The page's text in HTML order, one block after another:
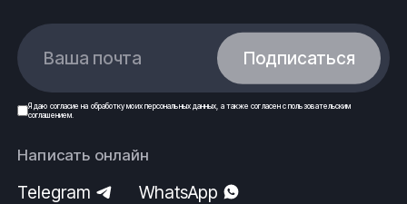
Ваша почта Подписаться
Я даю согласие на обработку моих персональных данных , а также согласен спользовательским
соглашением.
Написать онлайн
Telegram
WhatsApp